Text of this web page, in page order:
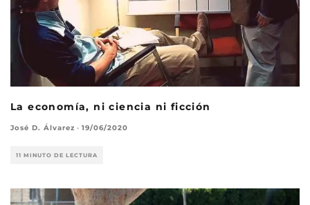
La economía, ni ciencia ni ficción
José D. Álvarez · 19/06/2020
11 MINUTO DE LECTURA